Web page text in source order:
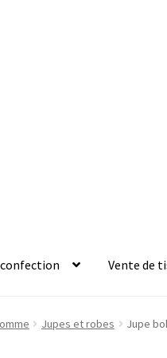
Vente de
Jupes et robes Jupe